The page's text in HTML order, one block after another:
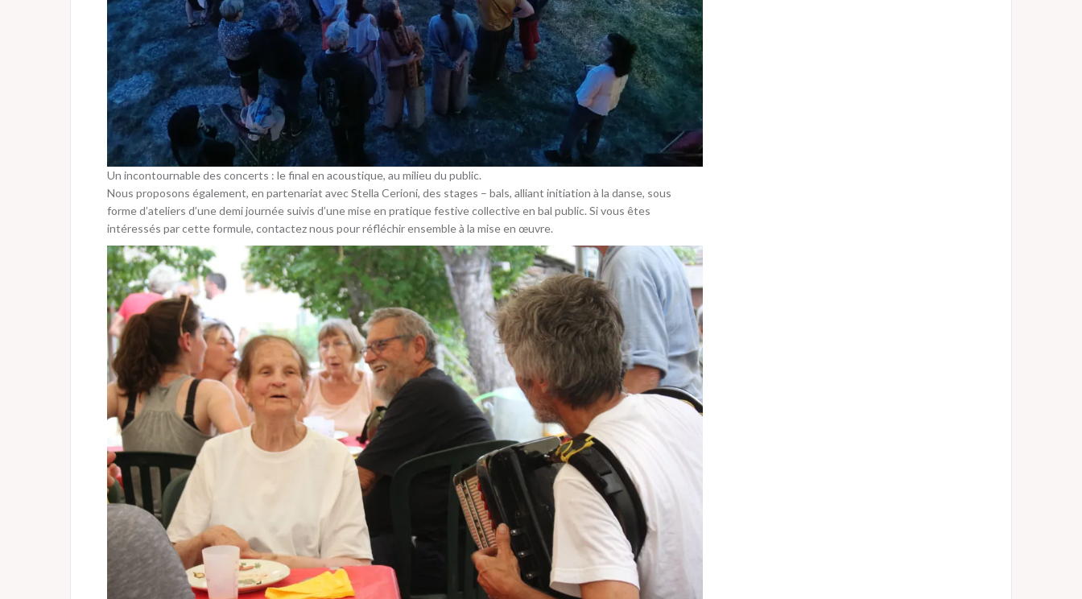
Un incontournable des concerts : le final en acoustique, au milieu du public.
Nous proposons également, en partenariat avec Stella Cerioni, des stages – bals, alliant initiation à la danse, sous
forme d’ateliers d’une demi journée suivis d’une mise en pratique festive collective en bal public. Si vous êtes
intéressés par cette formule, contactez nous pour réfléchir ensemble à la mise en œuvre.